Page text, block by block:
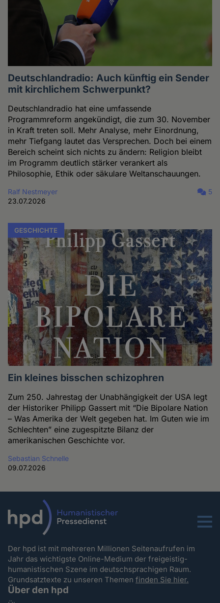
Deutschlandradio: Auch künftig ein Sender
mit kirchlichem Schwerpunkt?
Deutschlandradio hat eine umfassende
Programmreform angekündigt, die zum 30. November
in Kraft treten soll. Mehr Analyse, mehr Einordnung,
mehr Tiefgang lautet das Versprechen. Doch bei einem
Bereich scheint sich nichts zu ändern: Religion bleibt
im Programm deutlich stärker verankert als
Philosophie, Ethik oder säkulare Weltanschauungen.
Ralf Nestmeyer
23.07.2026
5
GESCHICHTE
Ein kleines bisschen schizophren
Zum 250. Jahrestag der Unabhängigkeit der USA legt
der Historiker Philipp Gassert mit “Die Bipolare Nation
– Was Amerika der Welt gegeben hat. Im Guten wie im
Schlechten” eine zugespitzte Bilanz der
amerikanischen Geschichte vor.
Sebastian Schnelle
09.07.2026
Menu
Der hpd ist mit mehreren Millionen Seitenaufrufen im
Jahr das wichtigste Online-Medium der freigeistig-
humanistischen Szene im deutschsprachigen Raum.
Grundsatztexte zu unseren Themenfinden Sie hier.
Über den hpd